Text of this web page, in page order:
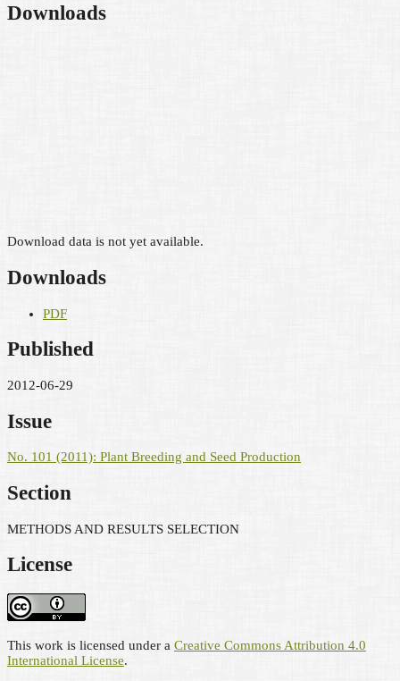
Downloads
Download data is not yet available.
Downloads
PDF
Published
2012-06-29
Issue
No. 101 (2011): Plant Breeding and Seed Production
Section
METHODS AND RESULTS SELECTION
License
This work is licensed under a Creative Commons Attribution 4.0
International License.